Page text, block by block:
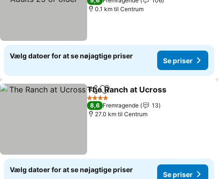
0.1 km til Centrum
Vælg datoer for at se nøjagtige priser
Se priser
Del Føj til favoritter
The Ranch at Ucross
4 Stjerner
8,6 Fremragende
13
27.0 km til Centrum
Vælg datoer for at se nøjagtige priser
Se priser